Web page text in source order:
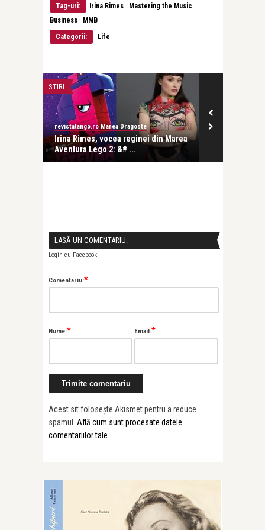
Tag-uri: Irina Rimes · Mastering the Music
Business · MMB
Categorii:
Life
STIRI
revistatango.ro Marea Dragoste
Irina Rimes, vocea reginei din Marea
Aventura Lego 2: &# ...
LASĂ UN COMENTARIU:
Login cu Facebook
Comentariu:*
Nume:* Email:*
Acest sit folosește Akismet pentru a reduce
spamul. Află cum sunt procesate datele
comentariilor tale.